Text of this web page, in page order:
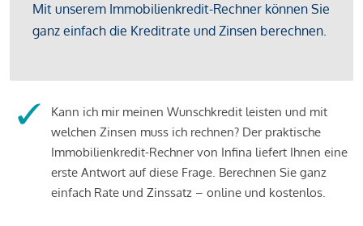
Kann ich mir meinen Wunschkredit leisten und mit
welchen Zinsen muss ich rechnen? Der praktische
Immobilienkredit-Rechner von Infina liefert Ihnen eine
erste Antwort auf diese Frage. Berechnen Sie ganz
einfach Rate und Zinssatz – online und kostenlos.